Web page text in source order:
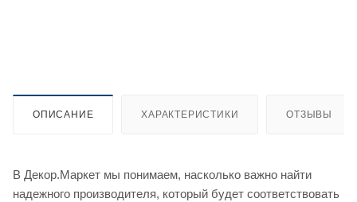
ОПИСАНИЕ ХАРАКТЕРИСТИКИ ОТЗЫВЫ
В Декор.Маркет мы понимаем, насколько важно найти
надежного производителя, который будет соответствовать